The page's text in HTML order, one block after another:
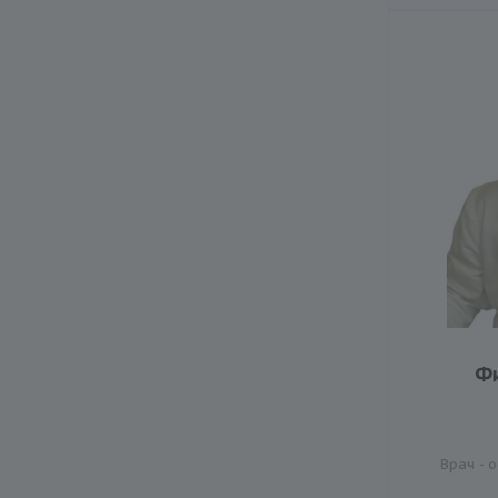
Врач -